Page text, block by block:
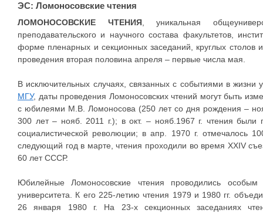
ЭС: Ломоносовские чтения
ЛОМОНОСОВСКИЕ ЧТЕНИЯ , уникальная
преподавательского и научного состава факультетов,
форме пленарных и секционных заседаний, круглых столов
проведения вторая половина апреля – первые числа мая.
В исключительных случаях, связанных с событиями в
МГУ, даты проведения Ломоносовских чтений могут быть
с юбилеями М.В. Ломоносова (250 лет со дня рождения –
300 лет – нояб. 2011 г.); в окт. – нояб.1967 г. чтения
социалистической революции; в апр. 1970 г. отмечалось
следующий год в марте, чтения проходили во время XXIV
60 лет СССР.
Юбилейные Ломоносовские чтения проводились
университета. К его 225-летию чтения 1979 и 1980 гг.
26 января 1980 г. На 23-х секционных заседаниях